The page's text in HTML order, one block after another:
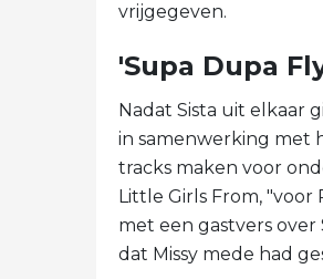
vrijgegeven.
'Supa Dupa
Nadat Sista uit elkaar
in samenwerking met
tracks maken voor
Little Girls From, "voor
met een gastvers over
dat Missy mede had